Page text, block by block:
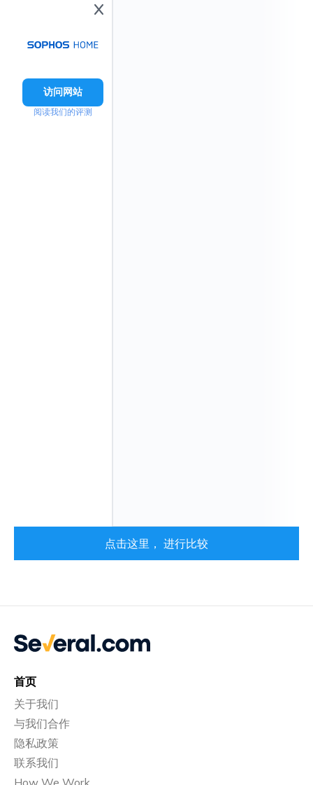
访问网站
阅读我们的评测
点击这里， 进行比较
首页
关于我们
与我们合作
隐私政策
联系我们
How We Work